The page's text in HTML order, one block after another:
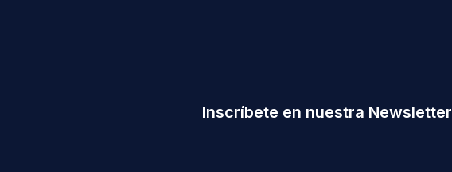
Inscríbete en nuestra Newsletter